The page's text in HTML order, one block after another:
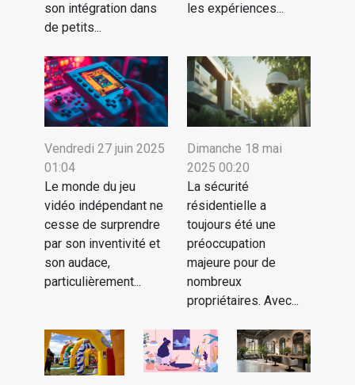
son intégration dans
de petits...
les expériences...
Vendredi 27 juin 2025
01:04
Le monde du jeu
vidéo indépendant ne
cesse de surprendre
par son inventivité et
son audace,
particulièrement...
Dimanche 18 mai
2025 00:20
La sécurité
résidentielle a
toujours été une
préoccupation
majeure pour de
nombreux
propriétaires. Avec...